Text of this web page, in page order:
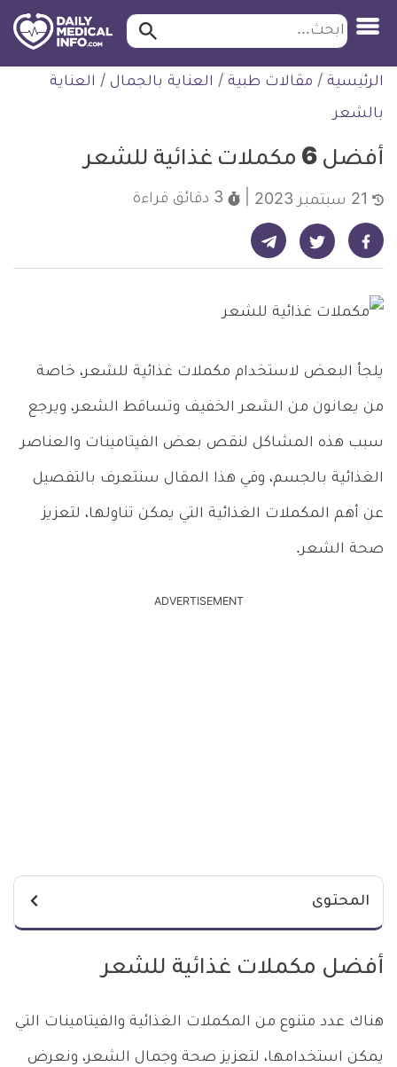
التخطي
للمحتوى
طبية
ابحث ابحث…
الرئيسية / مقالات طبية / العناية بالجمال / العناية
بالشعر
أفضل 6 مكملات غذائية للشعر
3 دقائق قراءة
شارك على فيسبوك - ديلي ميديكال انفو شارك على تويتر - ديلي ميديكال انفو شارك على تيليجرام - ديلي ميديكال انفو
يلجأ البعض لاستخدام مكملات غذائية للشعر، خاصة
من يعانون من الشعر الخفيف وتساقط الشعر، ويرجع
سبب هذه المشاكل لنقص بعض الفيتامينات والعناصر
الغذائية بالجسم، وفي هذا المقال سنتعرف بالتفصيل
عن أهم المكملات الغذائية التي يمكن تناولها، لتعزيز
صحة الشعر.
ADVERTISEMENT
المحتوى
أفضل مكملات غذائية للشعر
هناك عدد متنوع من المكملات الغذائية والفيتامينات التي
يمكن استخدامها، لتعزيز صحة وجمال الشعر، ونعرض